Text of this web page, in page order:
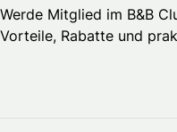
Werde Mitglied im B&B
Vorteile, Rabatte und